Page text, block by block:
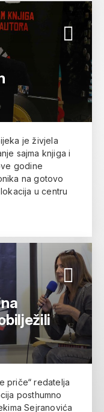
je živjela
sajma knjiga i
godine
na gotovo
u centru
priče“ redatelja
posthumno
Sejranovića